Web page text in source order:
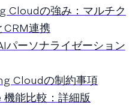
Cloudの強み：マルチク
CRM連携
ーソナライゼーション
Cloudの制約事項
能比較：詳細版